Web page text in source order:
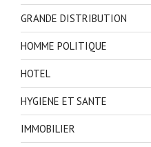
GRANDE DISTRIBUTION
HOMME POLITIQUE
HOTEL
HYGIENE ET SANTE
IMMOBILIER